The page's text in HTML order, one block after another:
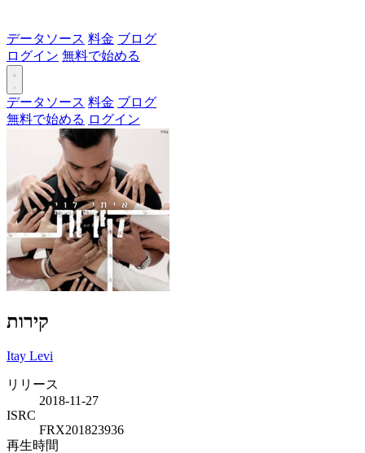
データソース 料金 ブログ
ログイン 無料で始める
データソース 料金 ブログ
無料で始める ログイン
קירות
Itay Levi
リリース
2018-11-27
ISRC
FRX201823936
再生時間